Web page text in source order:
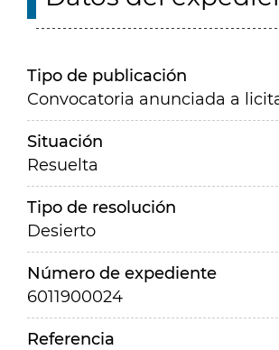
Tipo de publicación
Convocatoria anunciada a
Situación
Resuelta
Tipo de resolución
Desierto
Número de expediente
6011900024
Referencia